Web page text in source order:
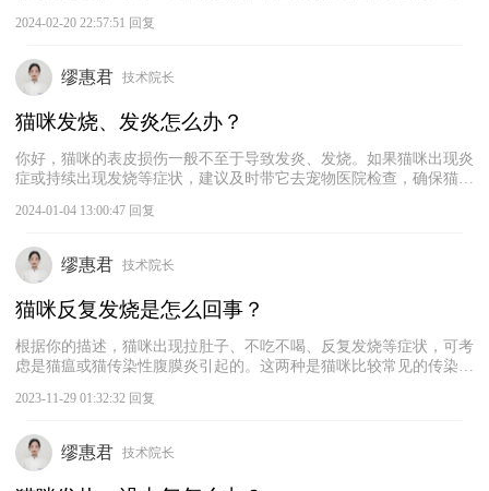
毒筛查、胸及腹腔影像学检查等，确定具体病因再进行对症治疗。另
注。
2024-02-20 22:57:51 回复
缪惠君 技术院长
猫咪发烧、发炎怎么办？
你好，猫咪的表皮损伤一般不至于导致发炎、发烧。如果猫咪出现炎
症或持续出现发烧等症状，建议及时带它去宠物医院检查，确保猫咪
物，这可能是由于长时间没有清洁引起的。如果猫咪的眼鼻分泌物明
引起的。
2024-01-04 13:00:47 回复
缪惠君 技术院长
猫咪反复发烧是怎么回事？
根据你的描述，猫咪出现拉肚子、不吃不喝、反复发烧等症状，可考
虑是猫瘟或猫传染性腹膜炎引起的。这两种是猫咪比较常见的传染
检查。如果确诊猫咪患上传染病，及时治疗非常重要，建议主人根据
治疗。
2023-11-29 01:32:32 回复
缪惠君 技术院长